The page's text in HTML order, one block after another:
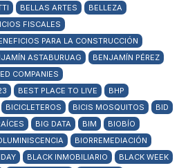
BELLAS ARTES
BELLEZA
FISCALES
PARA LA CONSTRUCCIÓN
ASTABURUAG
BENJAMÍN PÉREZ
COMPANIES
BEST PLACE TO LIVE
BHP
BICICLETEROS BICIS MOSQUITOS
BID
BIG DATA BIM
BIOBÍO
BIORREMEDIACIÓN
BLACK INMOBILIARIO
BLACK WEEK